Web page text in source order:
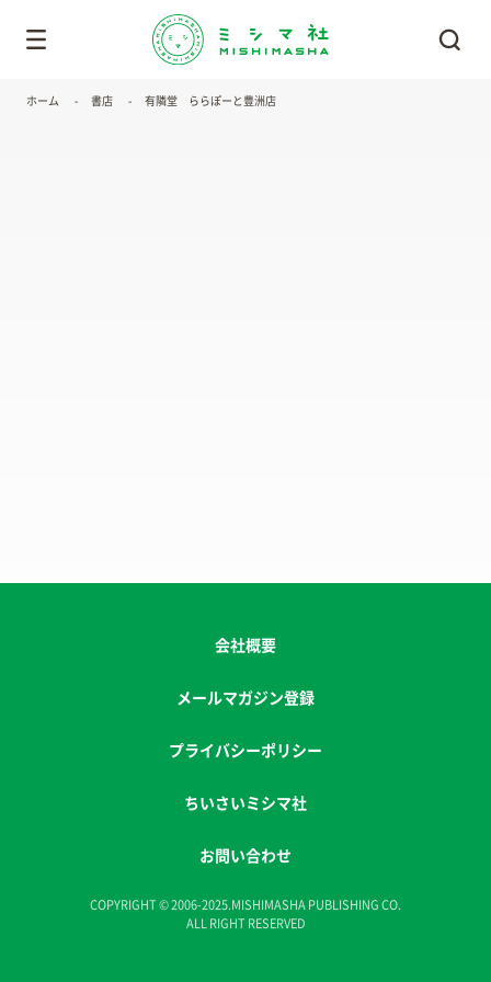
ホーム 書店 有隣堂 ららぽーと豊洲店
会社概要
メールマガジン登録
プライバシーポリシー
ちいさいミシマ社
お問い合わせ
COPYRIGHT © 2006-2025.MISHIMASHA PUBLISHING CO.
ALL RIGHT RESERVED